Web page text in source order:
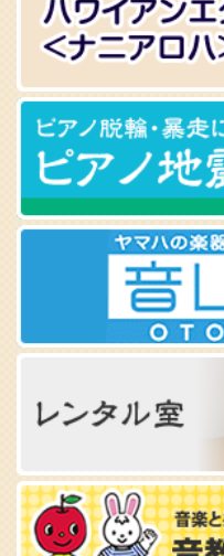
PAL たまプラーザ 第2
PAL あざみ野